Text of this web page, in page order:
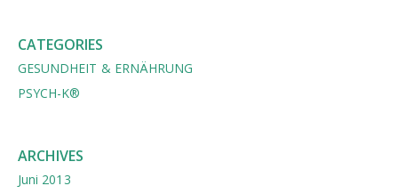
CATEGORIES
GESUNDHEIT & ERNÄHRUNG
PSYCH-K®
ARCHIVES
Juni 2013